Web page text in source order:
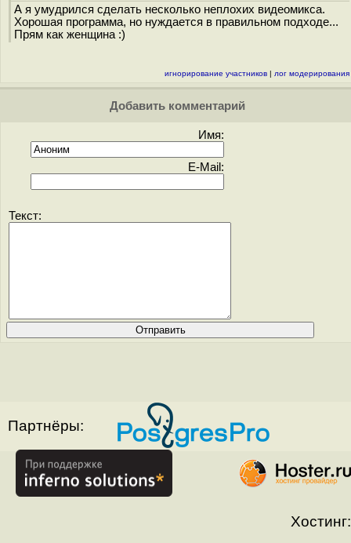
А я умудрился сделать несколько неплохих видеомикса.
Хорошая программа, но нуждается в правильном подходе...
Прям как женщина :)
игнорирование участников | лог модерирования
Добавить комментарий
Имя:
E-Mail:
Текст:
Партнёры:
Хостинг: